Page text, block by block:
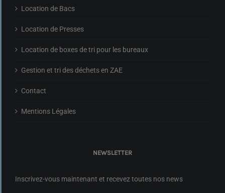
Location de Bacs
Location de Presses
Location de boxes de tri pour les bureaux
Gestion et tri des déchets en ZAE
Contact
Mentions Légales
NEWSLETTER
Inscrivez-vous maintenant et recevez toutes nos news